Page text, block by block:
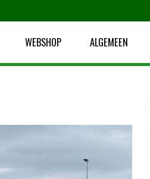
WEBSHOP ALGEMEEN